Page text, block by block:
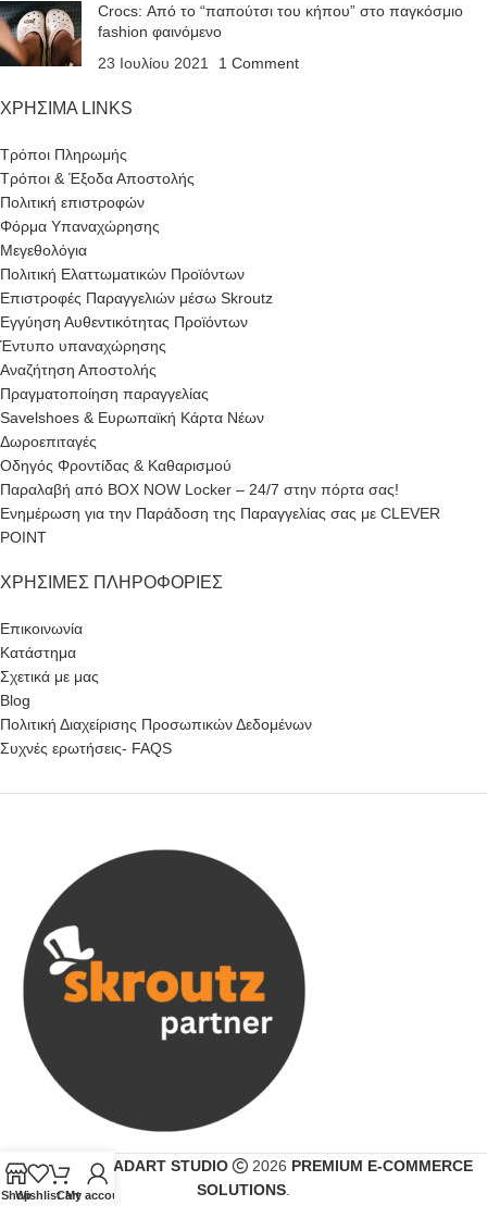
Crocs: Από το “παπούτσι του κήπου” στο παγκόσμιο
fashion φαινόμενο
23 Ιουλίου 2021
1 Comment
ΧΡΗΣΙΜΑ LINKS
Τρόποι Πληρωμής
Τρόποι & Έξοδα Αποστολής
Πολιτική επιστροφών
Φόρμα Υπαναχώρησης
Μεγεθολόγια
Πολιτική Ελαττωματικών Προϊόντων
Επιστροφές Παραγγελιών μέσω Skroutz
Εγγύηση Αυθεντικότητας Προϊόντων
Έντυπο υπαναχώρησης
Αναζήτηση Αποστολής
Πραγματοποίηση παραγγελίας
Savelshoes & Ευρωπαϊκή Κάρτα Νέων
Δωροεπιταγές
Οδηγός Φροντίδας & Καθαρισμού
Παραλαβή από BOX NOW Locker – 24/7 στην πόρτα σας!
Ενημέρωση για την Παράδοση της Παραγγελίας σας με CLEVER
POINT
ΧΡΉΣΙΜΕΣ ΠΛΗΡΟΦΟΡΊΕΣ
Επικοινωνία
Κατάστημα
Σχετικά με μας
Blog
Πολιτική Διαχείρισης Προσωπικών Δεδομένων
Συχνές ερωτήσεις- FAQS
CREATED BY ADART STUDIO 2026 PREMIUM E-COMMERCE
SOLUTIONS
ShopWishlistCart
My account